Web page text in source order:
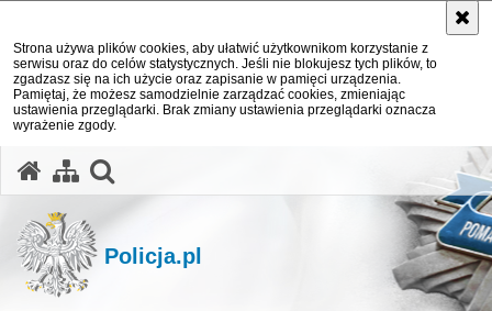
Strona używa plików cookies, aby ułatwić użytkownikom korzystanie z
serwisu oraz do celów statystycznych. Jeśli nie blokujesz tych plików, to
zgadzasz się na ich użycie oraz zapisanie w pamięci urządzenia.
Pamiętaj, że możesz samodzielnie zarządzać cookies, zmieniając
ustawienia przeglądarki. Brak zmiany ustawienia przeglądarki oznacza
wyrażenie zgody.
Policja.pl